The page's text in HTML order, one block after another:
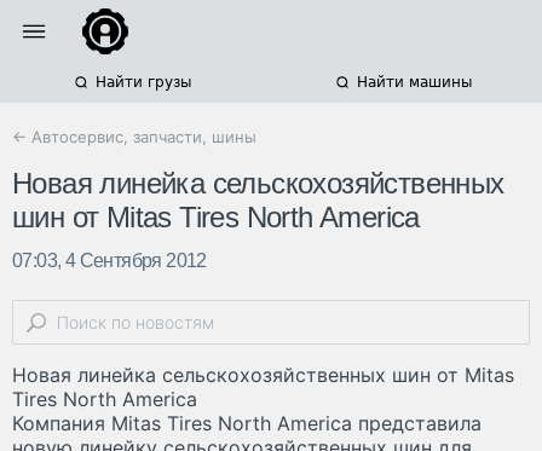
Найти грузы Найти машины
← Автосервис, запчасти, шины
Новая линейка сельскохозяйственных
шин от Mitas Tires North America
07:03, 4 Сентября 2012
Новая линейка сельскохозяйственных шин от Mitas
Tires North America
Компания Mitas Tires North America представила